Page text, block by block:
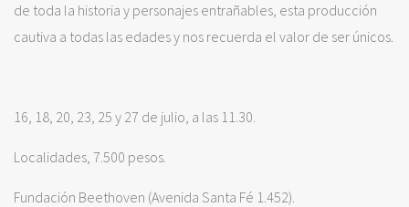
de toda la historia y personajes entrañables, esta producción
cautiva a todas las edades y nos recuerda el valor de ser únicos.
16, 18, 20, 23, 25 y 27 de julio, a las 11.30.
Localidades, 7.500 pesos.
Fundación Beethoven (Avenida Santa Fé 1.452).